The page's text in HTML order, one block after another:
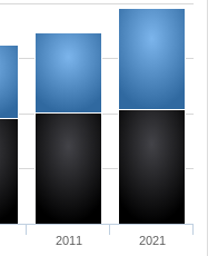
2011 2021